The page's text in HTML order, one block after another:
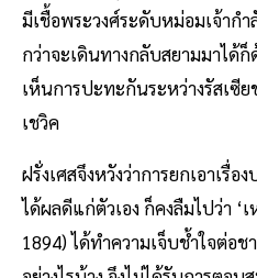
มีเชื้อพระวงศ์ระดับหม่อมเจ้ากำ
กว่าจะเดินทางกลับสยามมาได้
เห็นการปะทะกันระหว่างรัสเซี
เชวิค
ฝรั่งเศสจึงหวังว่าการยกเอาเรื่
ได้ผลดีแก่ตัวเอง ก็คงลืมไปว่า ‘
1894) ได้ทำความเจ็บช้ำใจต่อ